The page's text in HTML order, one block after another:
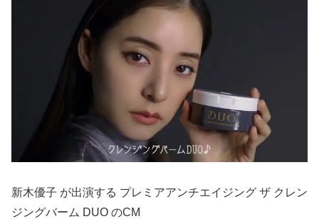
新木優子 が出演する プレミアアンチエイジング ザ クレン
ジングバーム DUO のCM